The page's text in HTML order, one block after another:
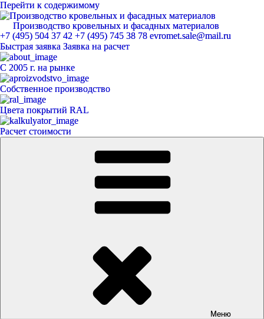
Перейти к содержимому
Производство кровельных и фасадных материалов
ЕвроМет
+7 (495) 504 37 42 +7 (495) 745 38 78 evromet.sale@mail.ru
Быстрая заявка Заявка на расчет
С 2005 г. на рынке
Собственное производство
Цвета покрытий RAL
Расчет стоимости
Меню